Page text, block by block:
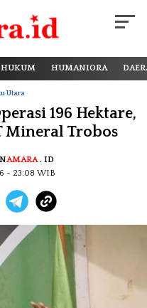
HUKUM HUMANIORA
Utara
196 Hektare,
Mineral Trobos
AMARA. ID
- 23:08 WIB